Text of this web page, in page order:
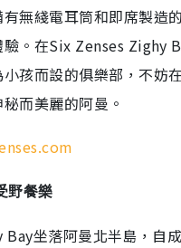
無綫電耳筒和即席製造
。在Six Zenses Zighy
孩而設的俱樂部，不妨
而美麗的阿曼。
野餐樂
坐落阿曼北半島，自